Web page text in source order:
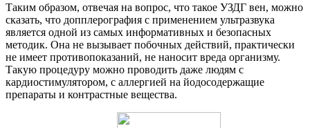
Таким образом, отвечая на вопрос, что такое УЗДГ вен, можно
сказать, что допплерография с применением ультразвука
является одной из самых информативных и безопасных
методик. Она не вызывает побочных действий, практически
не имеет противопоказаний, не наносит вреда организму.
Такую процедуру можно проводить даже людям с
кардиостимулятором, с аллергией на йодосодержащие
препараты и контрастные вещества.